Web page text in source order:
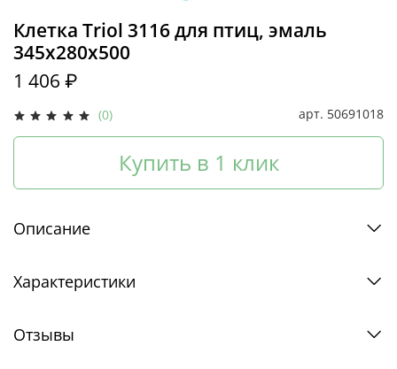
(0) арт. 50691018
Клетка Triol 3116 для птиц, эмаль
345х280х500
1 406 ₽
Купить в 1 клик
Описание
Характеристики
Отзывы